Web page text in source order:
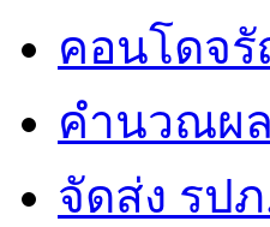
คอนโดจ
คำนวณผ
จัดส่ง รป